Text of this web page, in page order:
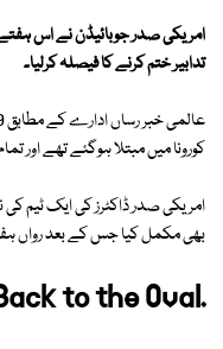
امریکی صدر جوبائیڈن نے اس ہفتے
تدابیر ختم کرنے کا فیصلہ کرلیا۔
کورونا میں مبتلا ہوگئے تھے اور
امریکی صدر ڈاکٹرز کی ایک ٹیم کی
بھی مکمل کیا جس کے بعد رواں
to the Oval.